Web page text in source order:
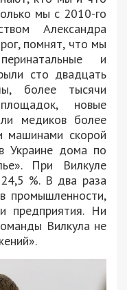
мы с 2010-го
Александра
помнят, что мы
и
сто двадцать
более тысячи
новые
медиков более
машинами скорой
Украине дома по
При Вилкуле
%. В два раза
промышленности,
предприятия. Ни
Вилкула не